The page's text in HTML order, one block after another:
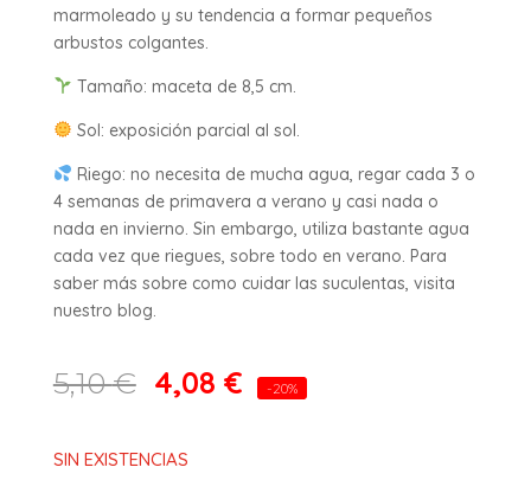
marmoleado y su tendencia a formar pequeños
arbustos colgantes.
Tamaño: maceta de 8,5 cm.
Sol: exposición parcial al sol.
Riego: no necesita de mucha agua, regar cada 3 o
4 semanas de primavera a verano y casi nada o
nada en invierno. Sin embargo, utiliza bastante agua
cada vez que riegues, sobre todo en verano. Para
saber más sobre como cuidar las suculentas, visita
nuestro blog.
5,10€ 4,08 € -20%
SIN EXISTENCIAS